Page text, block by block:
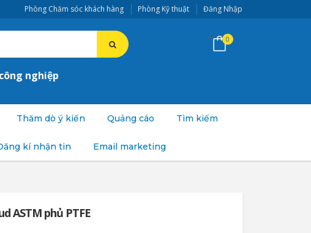
Phòng Chăm sóc khách hàng Phòng Kỹ thuật Đăng Nhập
nghiệp
0
Thăm dò ý kiến Quảng cáo Tìm kiếm
kí nhận tin Email marketing
ASTM phủ PTFE